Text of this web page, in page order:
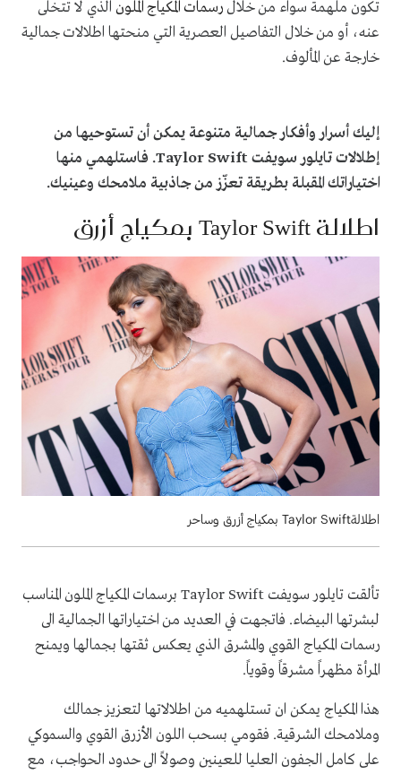
تكون ملهمة سواء من خلال رسمات المكياج الملون الذي لا تتخلى
عنه، أو من خلال التفاصيل العصرية التي منحتها اطلالات جمالية
خارجة عن المألوف.
إليك أسرار وأفكار جمالية متنوعة يمكن أن تستوحيها من
إطلالات تايلور سويفتTaylor Swift. فاستلهمي منها
اختياراتك المقبلة بطريقة تعزّز من جاذبية ملامحك وعينيك.
اطلالةTaylor Swiftبمكياج أزرق
اطلالةTaylor Swift بمكياج أزرق وساحر
تألقت تايلور سويفت Taylor Swift برسمات المكياج الملون المناسب
لبشرتها البيضاء. فاتجهت في العديد من اختياراتها الجمالية الى
رسمات المكياج القوي والمشرق الذي يعكس ثقتها بجمالها ويمنح
المرأة مظهراً مشرقاً وقوياً.
هذا المكياج يمكن ان تستلهميه من اطلالاتها لتعزيز جمالك
وملامحك الشرقية. فقومي بسحب اللون الأزرق القوي والسموكي
على كامل الجفون العليا للعينين وصولاً الى حدود الحواجب، مع